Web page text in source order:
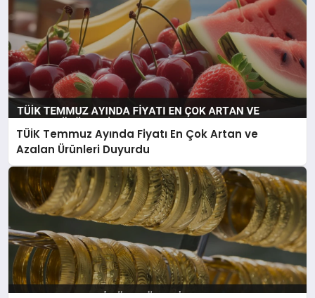
TÜİK Temmuz Ayında Fiyatı En Çok Artan ve
Azalan Ürünleri Duyurdu